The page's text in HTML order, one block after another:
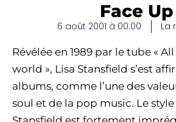
Face Up
6 août 2001 à 00:00 La
Révélée en 1989 par le tube «
world », Lisa Stansfield s’est
albums, comme l’une des
soul et de la pop music. Le